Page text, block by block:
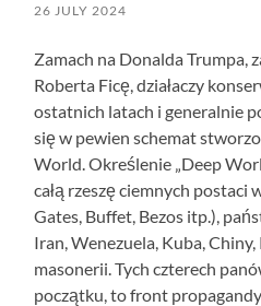
26 JULY 2024
Zamach na Donalda Trumpa,
Roberta Ficę, działaczy
ostatnich latach i generalnie
się w pewien schemat
World. Określenie „Deep
całą rzeszę ciemnych postaci
Gates, Buffet, Bezos itp.),
Iran, Wenezuela, Kuba, Chiny,
masonerii. Tych czterech
początku, to front